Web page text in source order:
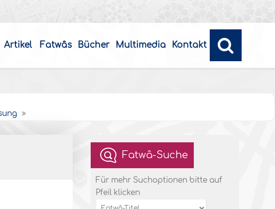
Artikel Fatwâs Bücher Multimedia Kontakt
Fatwâ-Suche
Für mehr Suchoptionen bitte auf
Pfeil klicken